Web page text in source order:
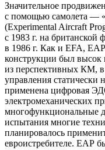
Значительное
с помощью самолета —
(Experimental Aircraft
с 1983 г. на
в 1986 г. Как и EFA,
конструкции был высок
из перспективных КМ, в
управления статически
применена цифровая
электромеханических
многофункциональные
испытания многие
планировалось
евроистребителе. ЕАР